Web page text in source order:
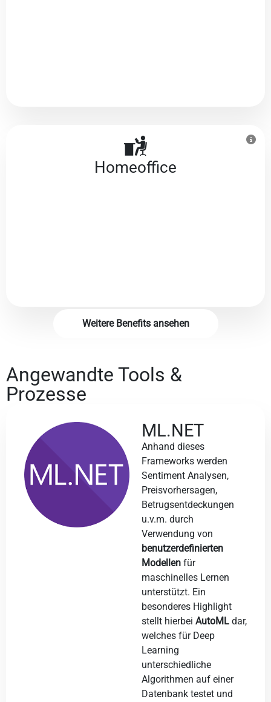
Homeoffice
Weitere Benefits ansehen
Angewandte Tools &
Prozesse
ML.NET
Anhand dieses
Frameworks werden
Sentiment Analysen,
Preisvorhersagen,
Betrugsentdeckungen
u.v.m. durch
Verwendung von
benutzerdefinierten
Modellen für
maschinelles Lernen
unterstützt. Ein
besonderes Highlight
stellt hierbei AutoML dar,
welches für Deep
Learning
unterschiedliche
Algorithmen auf einer
Datenbank testet und